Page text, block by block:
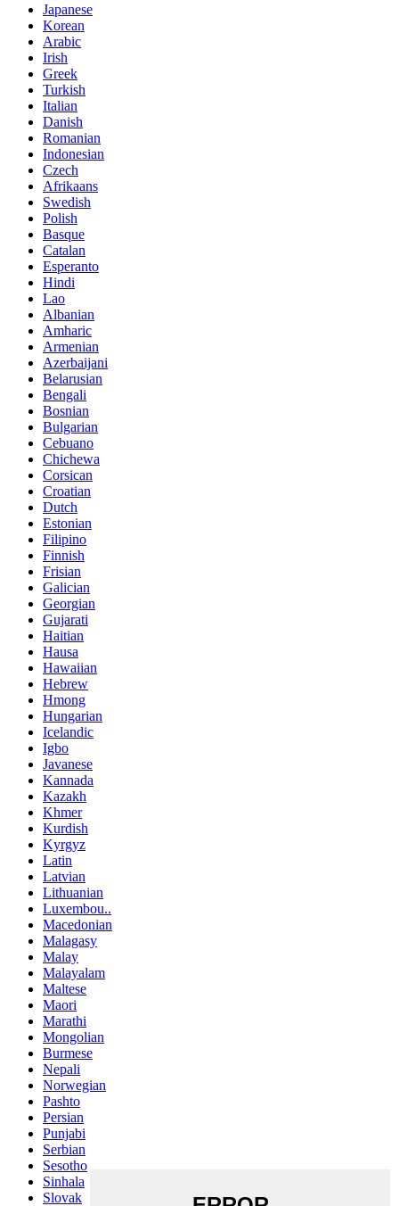
Japanese
Korean
Arabic
Irish
Greek
Turkish
Italian
Danish
Romanian
Indonesian
Czech
Afrikaans
Swedish
Polish
Basque
Catalan
Esperanto
Hindi
Lao
Albanian
Amharic
Armenian
Azerbaijani
Belarusian
Bengali
Bosnian
Bulgarian
Cebuano
Chichewa
Corsican
Croatian
Dutch
Estonian
Filipino
Finnish
Frisian
Galician
Georgian
Gujarati
Haitian
Hausa
Hawaiian
Hebrew
Hmong
Hungarian
Icelandic
Igbo
Javanese
Kannada
Kazakh
Khmer
Kurdish
Kyrgyz
Latin
Latvian
Lithuanian
Luxembou..
Macedonian
Malagasy
Malay
Malayalam
Maltese
Maori
Marathi
Mongolian
Burmese
Nepali
Norwegian
Pashto
Persian
Punjabi
Serbian
Sesotho
Sinhala
Slovak